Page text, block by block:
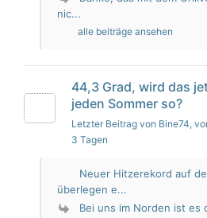
nic...
alle beiträge ansehen
44,3 Grad, wird das
jeden Sommer so?
Letzter Beitrag von Bine74,
3 Tagen
Neuer Hitzerekord auf
überlegen e...
Bei uns im Norden ist es